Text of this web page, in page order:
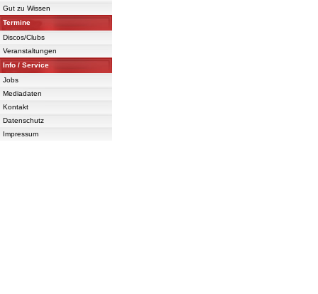
Gut zu Wissen
Termine
Discos/Clubs
Veranstaltungen
Info / Service
Jobs
Mediadaten
Kontakt
Datenschutz
Impressum